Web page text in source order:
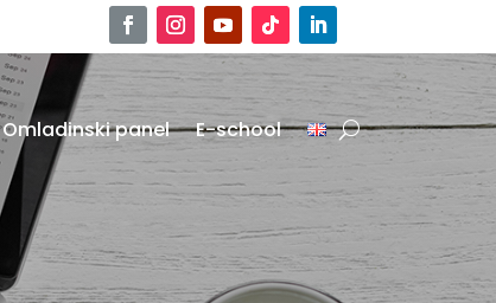
Omladinski panel E-school